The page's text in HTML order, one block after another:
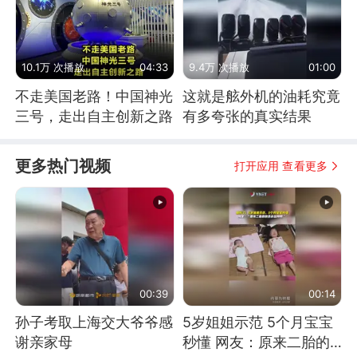
10.1万 次播放 04:33
不走美国老路！中国神光
三号，走出自主创新之路
9.4万 次播放 01:00
这就是舷外机的油耗究竟
有多夸张的真实结果
更多热门视频 打开应用 查看更多
00:39
孙子考取上海交大爷爷感
谢亲家母
00:14
5岁姐姐示范 5个月宝宝
秒懂 网友：原来二胎的